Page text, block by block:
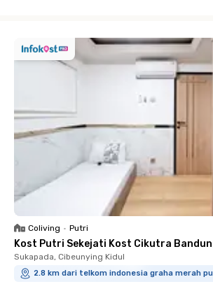
Coliving • Putri
Kost Putri Sekejati Kost Cikutra
Sukapada, Cibeunying Kidul
2.8 km dari telkom indonesia graha merah